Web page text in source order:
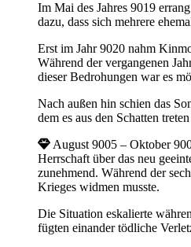
Im Mai des Jahres 9019
dazu, dass sich mehrere
Erst im Jahr 9020 nahm
Während der vergangenen
dieser Bedrohungen war es
Nach außen hin schien das
dem es aus den Schatten
August 9005 – Oktober
Herrschaft über das neu
zunehmend. Während der
Krieges widmen musste.
Die Situation eskalierte
fügten einander tödliche